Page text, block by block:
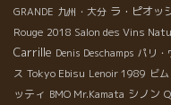
GRANDE 九州・大分 ラ・ピオッ
Rouge 2018 Salon des Vins
Carrille Denis Deschamps パリ・
ス Tokyo Ebisu Lenoir 1989 ビム
ッティ BMO Mr.Kamata シノン